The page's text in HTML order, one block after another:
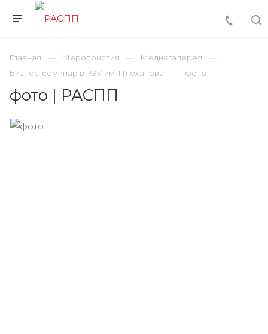
Главная Мероприятия
Медиагалерея
Бизнес-семинар в РЭУ им. Плеханова
фото
фото | РАСПП